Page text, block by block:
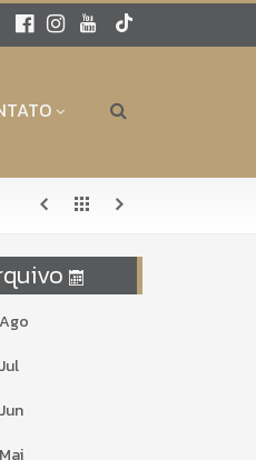
Ago
Jul
Jun
Mai